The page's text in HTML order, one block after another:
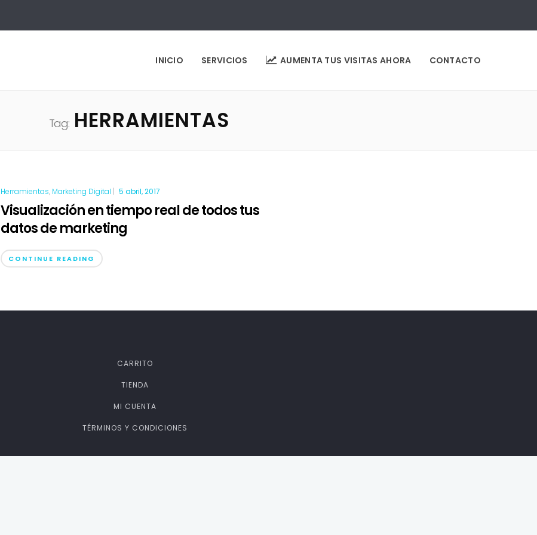
INICIO SERVICIOS AUMENTA TUS VISITAS AHORA CONTACTO
Tag:HERRAMIENTAS
Herramientas, Marketing Digital | 5 abril, 2017
Visualización en tiempo real de todos tus
datos de marketing
CONTINUE READING
CARRITO
TIENDA
MI CUENTA
TÉRMINOS Y CONDICIONES